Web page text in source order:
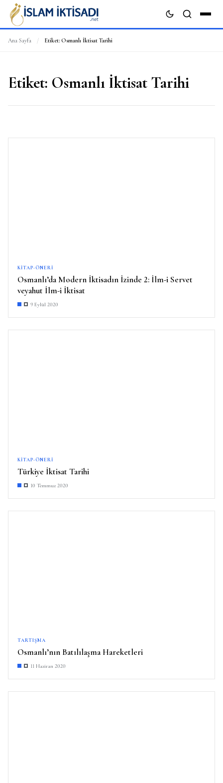
Ana Sayfa / Etiket: Osmanlı İktisat Tarihi
Etiket: Osmanlı İktisat Tarihi
KITAP-ÖNERI
Osmanlı’da Modern İktisadın İzinde 2: İlm-i Servet
veyahut İlm-i İktisat
9 Eylül 2020
KITAP-ÖNERI
Türkiye İktisat Tarihi
10 Temmuz 2020
TARTIŞMA
Osmanlı’nın Batılılaşma Hareketleri
11 Haziran 2020